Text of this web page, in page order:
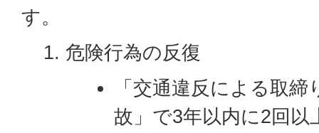
す。
危険行為の反復
「交通違反による取
故」で3年以内に2回以